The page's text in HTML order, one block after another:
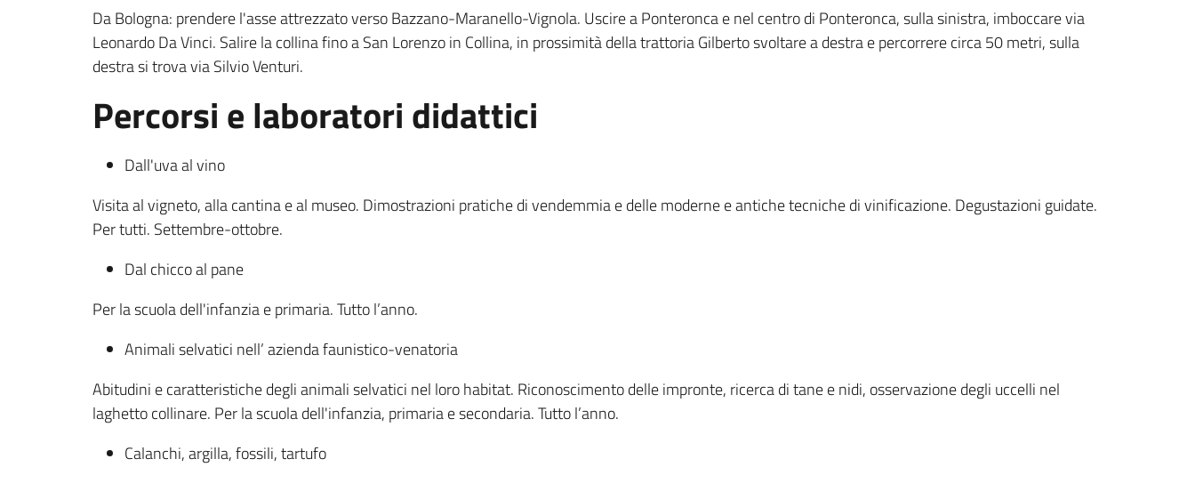
Da Bologna: prendere l'asse attrezzato verso Bazzano-Maranello-Vignola. Uscire a Ponteronca e nel centro di Ponteronca, sulla sinistra, imboccare via
Leonardo Da Vinci. Salire la collina fino a San Lorenzo in Collina, in prossimità della trattoria Gilberto svoltare a destra e percorrere circa 50 metri, sulla
destra si trova via Silvio Venturi.
Percorsi e laboratori didattici
Dall'uva al vino
Visita al vigneto, alla cantina e al museo. Dimostrazioni pratiche di vendemmia e delle moderne e antiche tecniche di vinificazione. Degustazioni guidate.
Per tutti. Settembre-ottobre.
Dal chicco al pane
Per la scuola dell'infanzia e primaria. Tutto l’anno.
Animali selvatici nell’ azienda faunistico-venatoria
Abitudini e caratteristiche degli animali selvatici nel loro habitat. Riconoscimento delle impronte, ricerca di tane e nidi, osservazione degli uccelli nel
laghetto collinare. Per la scuola dell'infanzia, primaria e secondaria. Tutto l’anno.
Calanchi, argilla, fossili, tartufo